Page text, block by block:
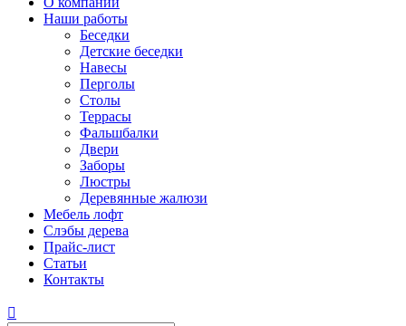
Наши работы
Беседки
Детские беседки
Навесы
Перголы
Столы
Террасы
Фальшбалки
Двери
Заборы
Люстры
Деревянные жалюзи
Мебель лофт
Слэбы дерева
Прайс-лист
Статьи
Контакты